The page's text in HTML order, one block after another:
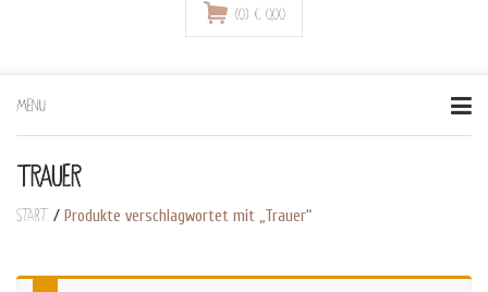
(0) € 0,00
MENU
to
TRAUER
Start / Produkte verschlagwortet mit „Trauer“